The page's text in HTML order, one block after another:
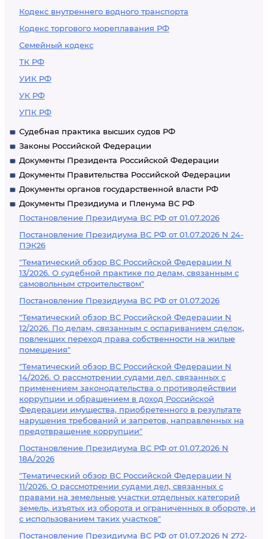
Кодекс внутреннего водного транспорта
Кодекс торгового мореплавания РФ
Семейный кодекс
ТК РФ
УИК РФ
УК РФ
УПК РФ
Судебная практика высших судов РФ
Законы Российской Федерации
Документы Президента Российской Федерации
Документы Правительства Российской Федерации
Документы органов государственной власти РФ
Документы Президиума и Пленума ВС РФ
Постановление Президиума ВС РФ от 01.07.2026
Постановление Президиума ВС РФ от 01.07.2026 N 24-
ПЭК26
"Тематический обзор ВС Российской Федерации N
13/2026. О судебной практике по делам, связанным с
самовольным строительством"
Постановление Президиума ВС РФ от 01.07.2026
"Тематический обзор ВС Российской Федерации N
12/2026. По делам, связанным с оспариванием сделок,
повлекших переход права собственности на жилые
помещения"
"Тематический обзор ВС Российской Федерации N
14/2026. О рассмотрении судами дел, связанных с
применением законодательства о противодействии
коррупции и обращением в доход Российской
Федерации имущества, приобретенного в результате
нарушения требований и запретов, направленных на
предотвращение коррупции"
Постановление Президиума ВС РФ от 01.07.2026 N
18А/2026
"Тематический обзор ВС Российской Федерации N
11/2026. О рассмотрении судами дел, связанных с
правами на земельные участки отдельных категорий
земель, изъятых из оборота и ограниченных в обороте, и
с использованием таких участков"
Постановление Президиума ВС РФ от 01.07.2026 N 272-